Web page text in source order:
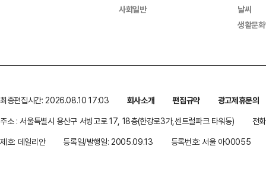
사회일반
날씨
생활문
최종편집시간: 2026.08.10 17:03 회사소개 편집규약
광고제휴문의
주소 : 서울특별시 용산구 서빙고로 17, 18층(한강로3가,센트럴파크 타워동)
전
제호: 데일리안
등록일/발행일: 2005.09.13 등록번호: 서울 아00055